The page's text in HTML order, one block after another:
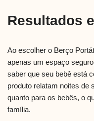
Resultados
Ao escolher o Berço
apenas um espaço
saber que seu bebê está
produto relatam noites de
quanto para os bebês, o
família.